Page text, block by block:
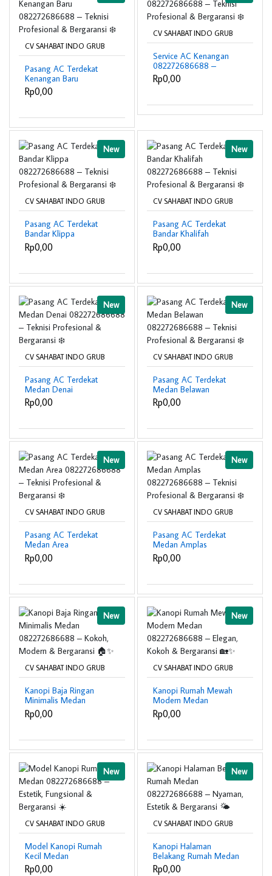
CV SAHABAT INDO GRUB
Pasang AC Terdekat
Kenangan Baru
082272686688 –
Teknisi Profesional &
Rp0,00
CV SAHABAT INDO GRUB
Service AC Kenangan
082272686688 –
Teknisi Profesional &
Bergaransi ❄️
Rp0,00
New
CV SAHABAT INDO GRUB
Pasang AC Terdekat
Bandar Klippa
082272686688 –
Teknisi Profesional &
Rp0,00
New
CV SAHABAT INDO GRUB
Pasang AC Terdekat
Bandar Khalifah
082272686688 –
Teknisi Profesional &
Rp0,00
New
CV SAHABAT INDO GRUB
Pasang AC Terdekat
Medan Denai
082272686688 –
Teknisi Profesional &
Rp0,00
New
CV SAHABAT INDO GRUB
Pasang AC Terdekat
Medan Belawan
082272686688 –
Teknisi Profesional &
Rp0,00
New
CV SAHABAT INDO GRUB
Pasang AC Terdekat
Medan Area
082272686688 –
Teknisi Profesional &
Rp0,00
New
CV SAHABAT INDO GRUB
Pasang AC Terdekat
Medan Amplas
082272686688 –
Teknisi Profesional &
Rp0,00
New
CV SAHABAT INDO GRUB
Kanopi Baja Ringan
Minimalis Medan
082272686688 –
Kokoh, Modern &
Rp0,00
New
CV SAHABAT INDO GRUB
Kanopi Rumah Mewah
Modern Medan
082272686688 –
Elegan, Kokoh &
Rp0,00
New
CV SAHABAT INDO GRUB
Model Kanopi Rumah
Kecil Medan
082272686688 –
Rp0,00
New
CV SAHABAT INDO GRUB
Kanopi Halaman
Belakang Rumah Medan
082272686688 –
Rp0,00